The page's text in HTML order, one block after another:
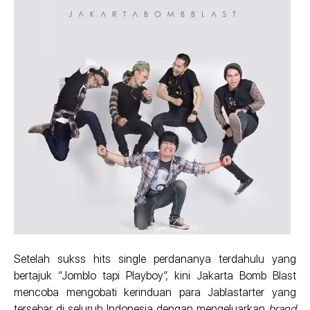
Setelah sukss hits single perdananya terdahulu yang
bertajuk “Jomblo tapi Playboy”, kini Jakarta Bomb Blast
mencoba mengobati kerinduan para Jablastarter yang